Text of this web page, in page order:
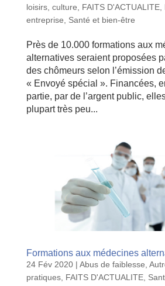
loisirs, culture
FAITS D'ACTUALITE,
entreprise
Santé et bien-être
Près de 10.000 formations aux
alternatives seraient proposées
des chômeurs selon l’émission
« Envoyé spécial ». Financées,
partie, par de l’argent public,
plupart très peu...
Formations aux médecines
24 Fév 2020| Abus de faiblesse,
pratiques, FAITS D'ACTUALITE,